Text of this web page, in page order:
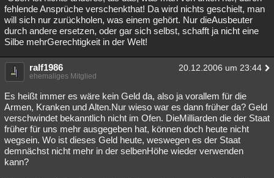
fehlende Ansprüche verschenkthat! Da wird nichts geschielt, man
will sich nur zurückholen, was einem gehört. Nur dieAusbeuter
durch andere ersetzen, oder gar sich selbst, schafft ja nicht eine
Silbe mehrGerechtigkeit in der Welt!
ralf1986 20.12.2006 um 23:44
ehemaliges Mitglied
Es heißt immer es wäre kein Geld da, also ja vorallem für die
Armen, Kranken und Alten.Nur wieso war es dann früher da? Geld
verschwindet bekanntlich nicht im Ofen. DieMilliarden die der Staat
früher für uns mehr ausgegeben hat, können doch heute nicht
wegsein. Wo ist dieses Geld heute, weswegen es der Staat
demnächst nicht mehr in der selbenHöhe wieder verwenden
kann?